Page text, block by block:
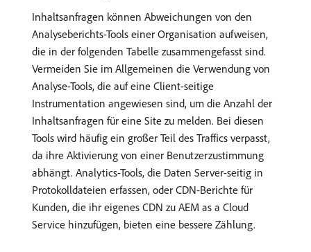
Inhaltsanfragen können Abweichungen von den
Analyseberichts-Tools einer Organisation aufweisen,
die in der folgenden Tabelle zusammengefasst sind.
Vermeiden Sie im Allgemeinen die Verwendung von
Analyse-Tools, die auf eine Client-seitige
Instrumentation angewiesen sind, um die Anzahl der
Inhaltsanfragen für eine Site zu melden. Bei diesen
Tools wird häufig ein großer Teil des Traffics verpasst,
da ihre Aktivierung von einer Benutzerzustimmung
abhängt. Analytics-Tools, die Daten Server-seitig in
Protokolldateien erfassen, oder CDN-Berichte für
Kunden, die ihr eigenes CDN zu AEM as a Cloud
Service hinzufügen, bieten eine bessere Zählung.